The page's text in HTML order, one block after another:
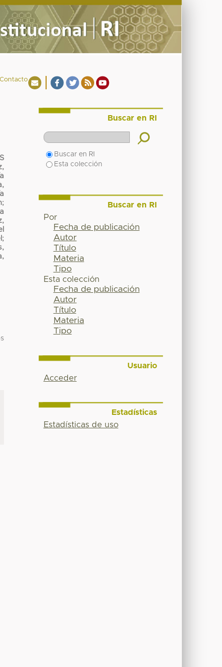
;
;
Buscar en RI
Buscar en RI
Esta colección
Buscar en RI
Por
Fecha de publicación
Autor
Título
Materia
Tipo
Esta colección
Fecha de publicación
Autor
Título
Materia
Tipo
Usuario
Acceder
Estadísticas
Estadísticas de uso